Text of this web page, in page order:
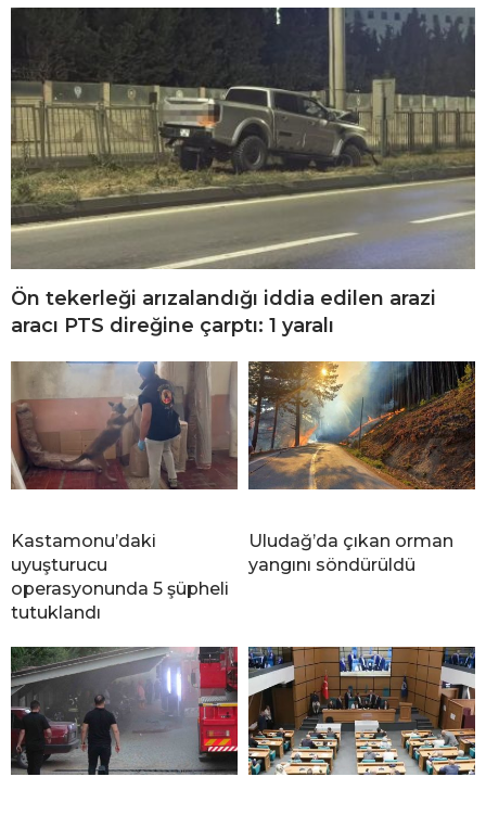
Ön tekerleği arızalandığı iddia edilen arazi
aracı PTS direğine çarptı: 1 yaralı
Kastamonu’daki
uyuşturucu
operasyonunda 5 şüpheli
tutuklandı
Uludağ’da çıkan orman
yangını söndürüldü